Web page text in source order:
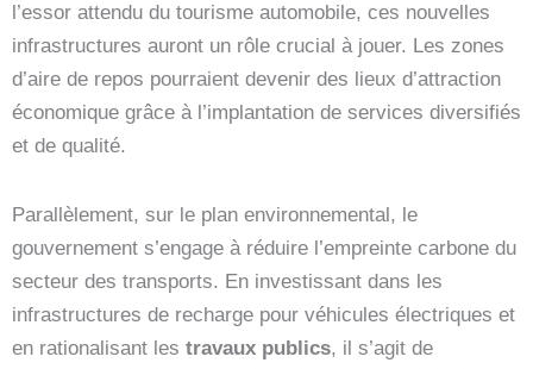
l’essor attendu du tourisme automobile, ces nouvelles
infrastructures auront un rôle crucial à jouer. Les zones
d’aire de repos pourraient devenir des lieux d’attraction
économique grâce à l’implantation de services diversifiés
et de qualité.
Parallèlement, sur le plan environnemental, le
gouvernement s’engage à réduire l’empreinte carbone du
secteur des transports. En investissant dans les
infrastructures de recharge pour véhicules électriques et
en rationalisant les travaux publics, il s’agit de